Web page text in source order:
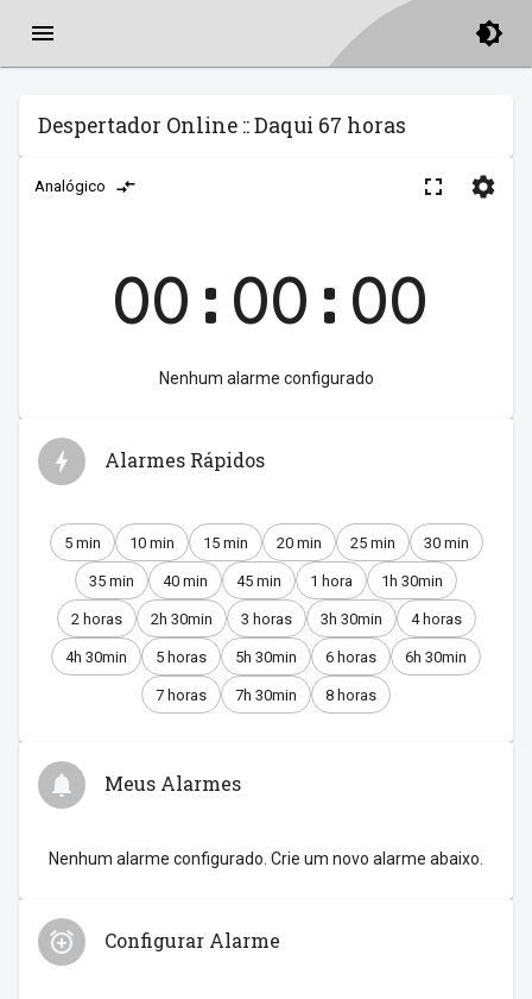
Despertador Online :: Daqui 67 horas
Analógico
00:00:00
Nenhum alarme configurado
Alarmes Rápidos
5 min 10 min 15 min 20 min 25 min 30 min
35 min 40 min 45 min 1 hora 1h 30min
2 horas 2h 30min 3 horas 3h 30min 4 horas
4h 30min 5 horas 5h 30min 6 horas 6h 30min
7 horas 7h 30min 8 horas
Meus Alarmes
Nenhum alarme configurado. Crie um novo alarme abaixo.
Configurar Alarme